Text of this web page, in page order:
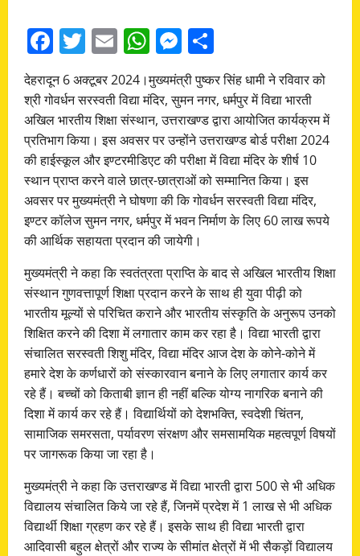
Facebook
Twitter
EmailWhatsApp
Messenger
देहरादून 6 अक्टूबर 2024।मुख्यमंत्री पुष्कर सिंह धामी ने रविवार को
श्री गोवर्धन सरस्वती विद्या मंदिर, सुमन नगर, धर्मपुर में विद्या भारती
अखिल भारतीय शिक्षा संस्थान, उत्तराखण्ड द्वारा आयोजित कार्यक्रम में
प्रतिभाग किया। इस अवसर पर उन्होंने उत्तराखण्ड बोर्ड परीक्षा 2024
की हाईस्कूल और इण्टरमीडिएट की परीक्षा में विद्या मंदिर के शीर्ष 10
स्थान प्राप्त करने वाले छात्र-छात्राओं को सम्मानित किया। इस
अवसर पर मुख्यमंत्री ने घोषणा की कि गोवर्धन सरस्वती विद्या मंदिर,
इण्टर कॉलेज सुमन नगर, धर्मपुर में भवन निर्माण के लिए 60 लाख रूपये
की आर्थिक सहायता प्रदान की जायेगी।
मुख्यमंत्री ने कहा कि स्वतंत्रता प्राप्ति के बाद से अखिल भारतीय शिक्षा
संस्थान गुणवत्तापूर्ण शिक्षा प्रदान करने के साथ ही युवा पीढ़ी को
भारतीय मूल्यों से परिचित कराने और भारतीय संस्कृति के अनुरूप उनको
शिक्षित करने की दिशा में लगातार काम कर रहा है। विद्या भारती द्वारा
संचालित सरस्वती शिशु मंदिर, विद्या मंदिर आज देश के कोने-कोने में
हमारे देश के कर्णधारों को संस्कारवान बनाने के लिए लगातार कार्य कर
रहे हैं। बच्चों को किताबी ज्ञान ही नहीं बल्कि योग्य नागरिक बनाने की
दिशा में कार्य कर रहे हैं। विद्यार्थियों को देशभक्ति, स्वदेशी चिंतन,
सामाजिक समरसता, पर्यावरण संरक्षण और समसामयिक महत्वपूर्ण विषयों
पर जागरूक किया जा रहा है।
मुख्यमंत्री ने कहा कि उत्तराखण्ड में विद्या भारती द्वारा 500 से भी अधिक
विद्यालय संचालित किये जा रहे हैं, जिनमें प्रदेश में 1 लाख से भी अधिक
विद्यार्थी शिक्षा ग्रहण कर रहे हैं। इसके साथ ही विद्या भारती द्वारा
आदिवासी बहुल क्षेत्रों और राज्य के सीमांत क्षेत्रों में भी सैकड़ों विद्यालय